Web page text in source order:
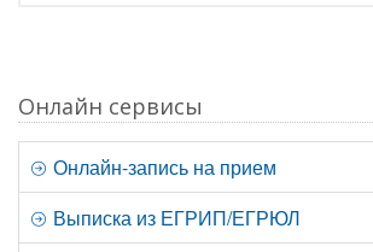
Онлайн сервисы
Онлайн-запись на прием
Выписка из ЕГРИП/ЕГРЮЛ